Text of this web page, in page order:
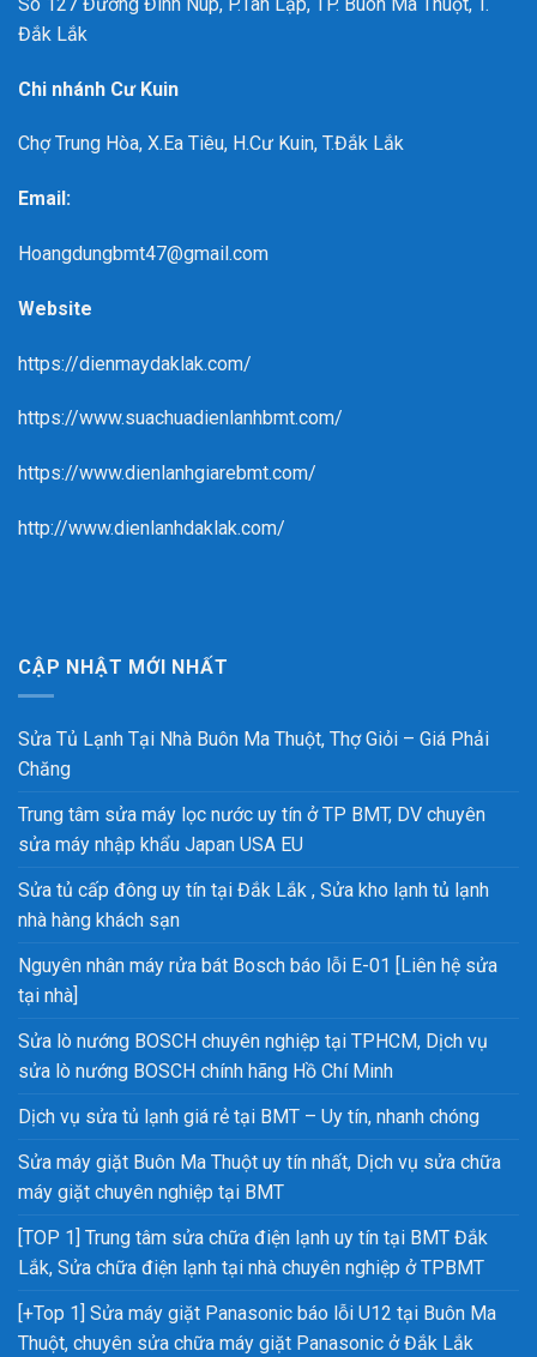
Đắk Lắk
Chi nhánh Cư Kuin
Chợ Trung Hòa, X.Ea Tiêu, H.Cư Kuin, T.Đắk Lắk
Email:
Hoangdungbmt47@gmail.com
Website
https://dienmaydaklak.com/
https://www.suachuadienlanhbmt.com/
https://www.dienlanhgiarebmt.com/
http://www.dienlanhdaklak.com/
CẬP NHẬT MỚI NHẤT
Sửa Tủ Lạnh Tại Nhà Buôn Ma Thuột, Thợ Giỏi – Giá Phải
Chăng
Trung tâm sửa máy lọc nước uy tín ở TP BMT, DV chuyên
sửa máy nhập khẩu Japan USA EU
Sửa tủ cấp đông uy tín tại Đắk Lắk , Sửa kho lạnh tủ lạnh
nhà hàng khách sạn
Nguyên nhân máy rửa bát Bosch báo lỗi E-01 [Liên hệ sửa
tại nhà]
Sửa lò nướng BOSCH chuyên nghiệp tại TPHCM, Dịch vụ
sửa lò nướng BOSCH chính hãng Hồ Chí Minh
Dịch vụ sửa tủ lạnh giá rẻ tại BMT – Uy tín, nhanh chóng
Sửa máy giặt Buôn Ma Thuột uy tín nhất, Dịch vụ sửa chữa
máy giặt chuyên nghiệp tại BMT
[TOP 1] Trung tâm sửa chữa điện lạnh uy tín tại BMT Đắk
Lắk, Sửa chữa điện lạnh tại nhà chuyên nghiệp ở TPBMT
[+Top 1] Sửa máy giặt Panasonic báo lỗi U12 tại Buôn Ma
Thuột, chuyên sửa chữa máy giặt Panasonic ở Đắk Lắk